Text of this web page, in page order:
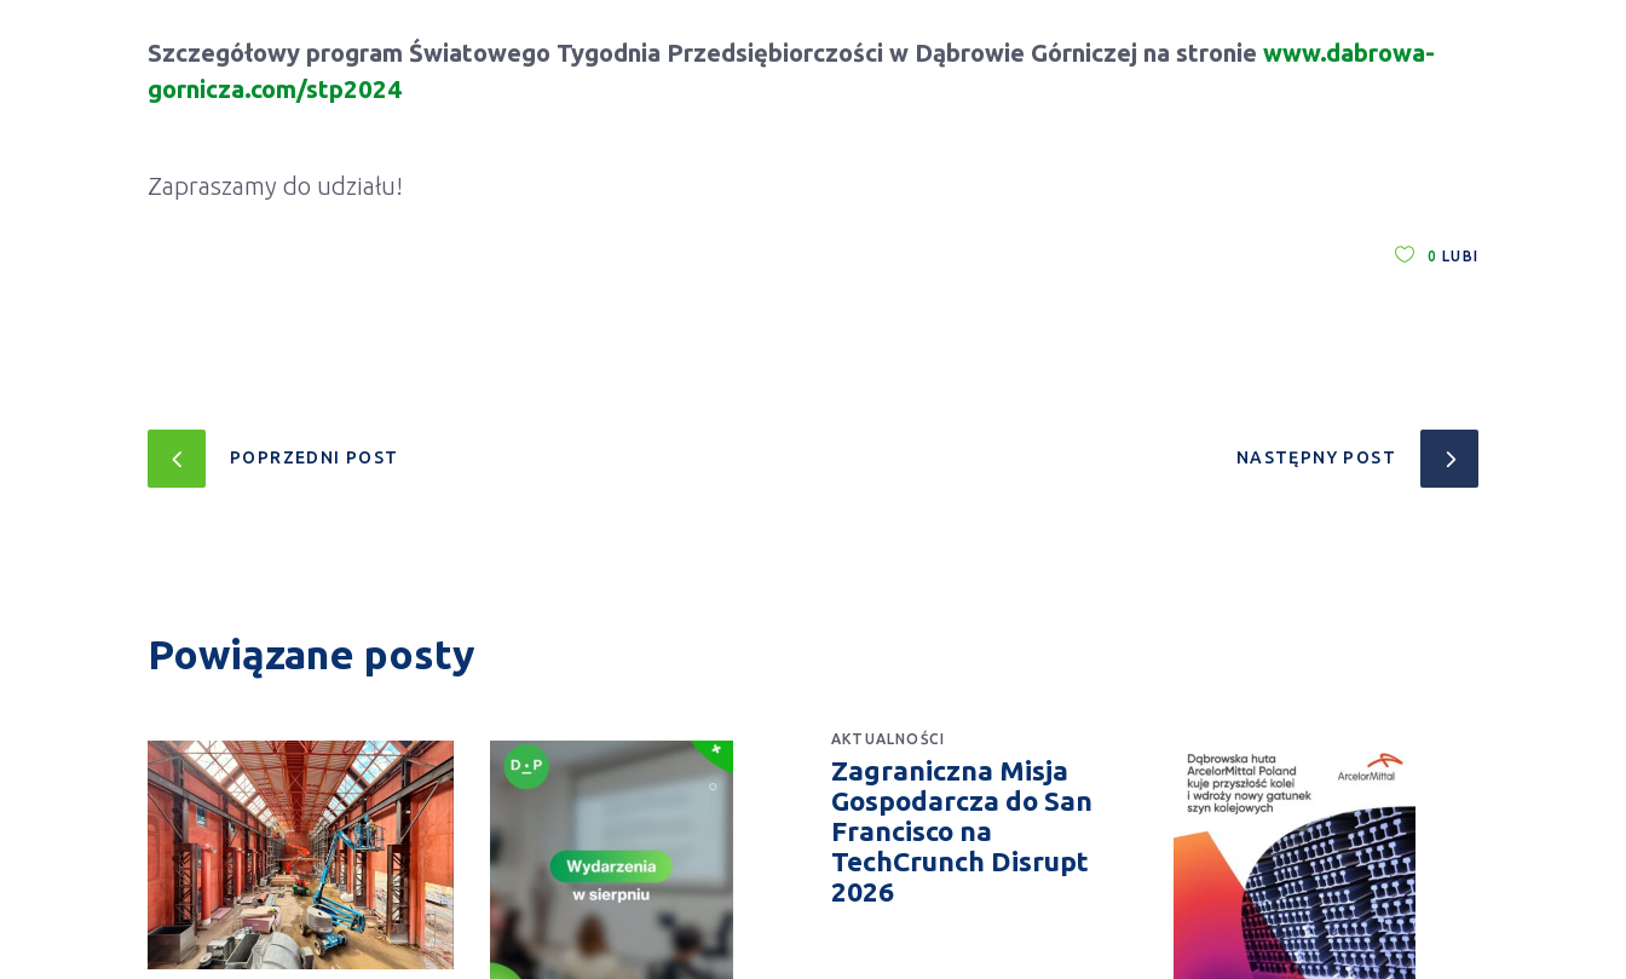
Szczegółowy program Światowego Tygodnia Przedsiębiorczości w Dąbrowie Górniczej na stronie www.dabrowa-
gornicza.com/stp2024
Zapraszamy do udziału!
0 LUBI
POPRZEDNI POST NASTĘPNY POST
Powiązane posty
AKTUALNOŚCI
Zagraniczna Misja
Gospodarcza do San
Francisco na
TechCrunch Disrupt
2026